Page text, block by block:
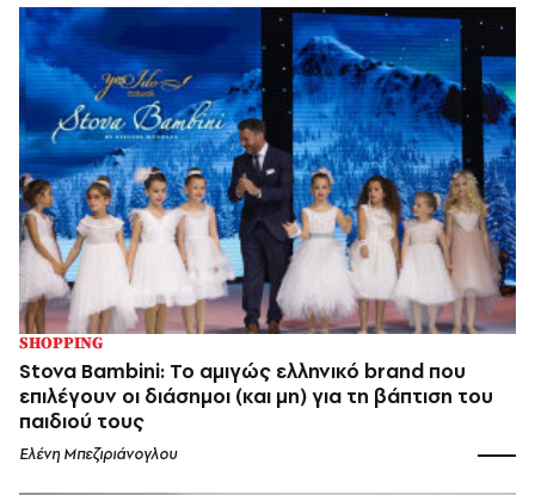
SHOPPING
Stova Bambini: Το αμιγώς ελληνικό brand που
επιλέγουν οι διάσημοι (και μη) για τη βάπτιση του
παιδιού τους
Ελένη Μπεζιριάνογλου